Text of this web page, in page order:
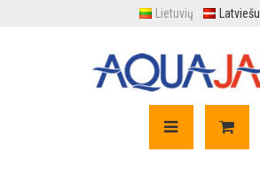
Lietuvių Latviešu